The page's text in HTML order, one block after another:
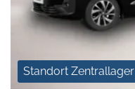
Standort Zentrallager